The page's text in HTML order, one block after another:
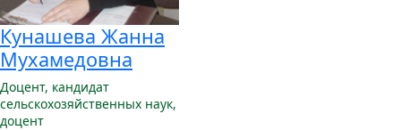
Кунашева Жанна
Мухамедовна
Доцент, кандидат
сельскохозяйственных наук,
доцент